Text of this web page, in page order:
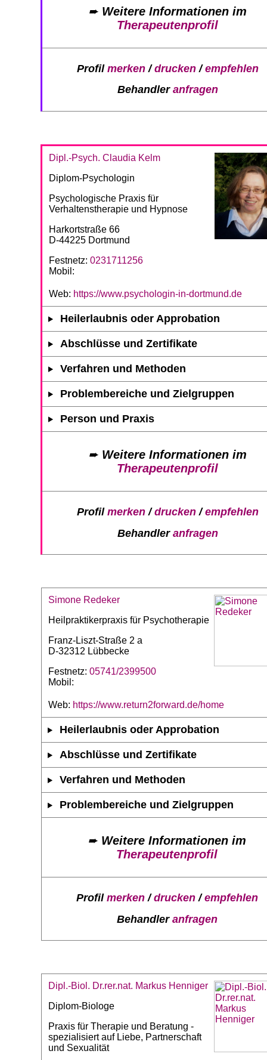
➨ Weitere Informationen im
Therapeutenprofil
Profil merken/drucken/empfehlen
Behandler anfragen
Dipl.-Psych. Claudia Kelm
Diplom-Psychologin
Psychologische Praxis für
Verhaltenstherapie und Hypnose
Harkortstraße 66
D-44225 Dortmund
Festnetz: 0231711256
Mobil:
Web: https://www.psychologin-in-dortmund.de
Heilerlaubnis oder Approbation
Abschlüsse und Zertifikate
Verfahren und Methoden
Problembereiche und Zielgruppen
Person und Praxis
➨ Weitere Informationen im
Therapeutenprofil
Profil merken/drucken/empfehlen
Behandler anfragen
Simone Redeker
Heilpraktikerpraxis für Psychotherapie
Franz-Liszt-Straße 2 a
D-32312 Lübbecke
Festnetz: 05741/2399500
Mobil:
Web: https://www.return2forward.de/home
Heilerlaubnis oder Approbation
Abschlüsse und Zertifikate
Verfahren und Methoden
Problembereiche und Zielgruppen
➨ Weitere Informationen im
Therapeutenprofil
Profil merken/drucken/empfehlen
Behandler anfragen
Dipl.-Biol. Dr.rer.nat. Markus Henniger
Diplom-Biologe
Praxis für Therapie und Beratung -
spezialisiert auf Liebe, Partnerschaft
und Sexualität